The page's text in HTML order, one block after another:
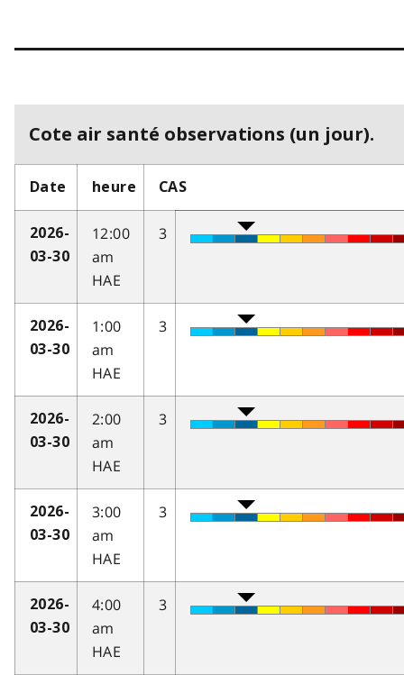
Cote air santé observations (un jour).
Date heure CAS
2026-
03-30
12:00
am
HAE
3
2026-
03-30
1:00
am
HAE
3
2026-
03-30
2:00
am
HAE
3
2026-
03-30
3:00
am
HAE
3
2026-
03-30
4:00
am
HAE
3